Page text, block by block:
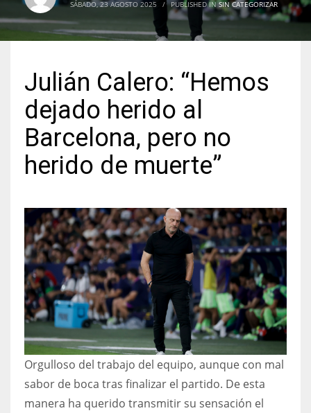
3
ATL
24
IND
34
MIN
SÁBADO, 23 AGOSTO 2025 / PUBLISHED INSIN CATEGORIZAR
Julián Calero: “Hemos
dejado herido al
Barcelona, pero no
herido de muerte”
Orgulloso del trabajo del equipo, aunque con mal
sabor de boca tras finalizar el partido. De esta
manera ha querido transmitir su sensación el